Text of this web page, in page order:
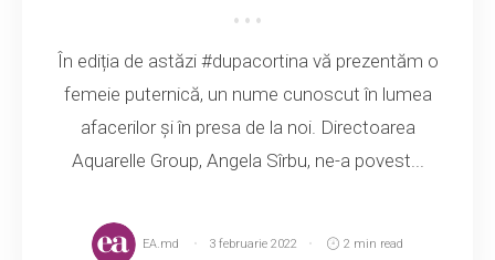
În ediția de astăzi #dupacortina vă prezentăm o
femeie puternică, un nume cunoscut în lumea
afacerilor și în presa de la noi. Directoarea
Aquarelle Group, Angela Sîrbu, ne-a povest...
EA.md 3 februarie 2022 2 min read